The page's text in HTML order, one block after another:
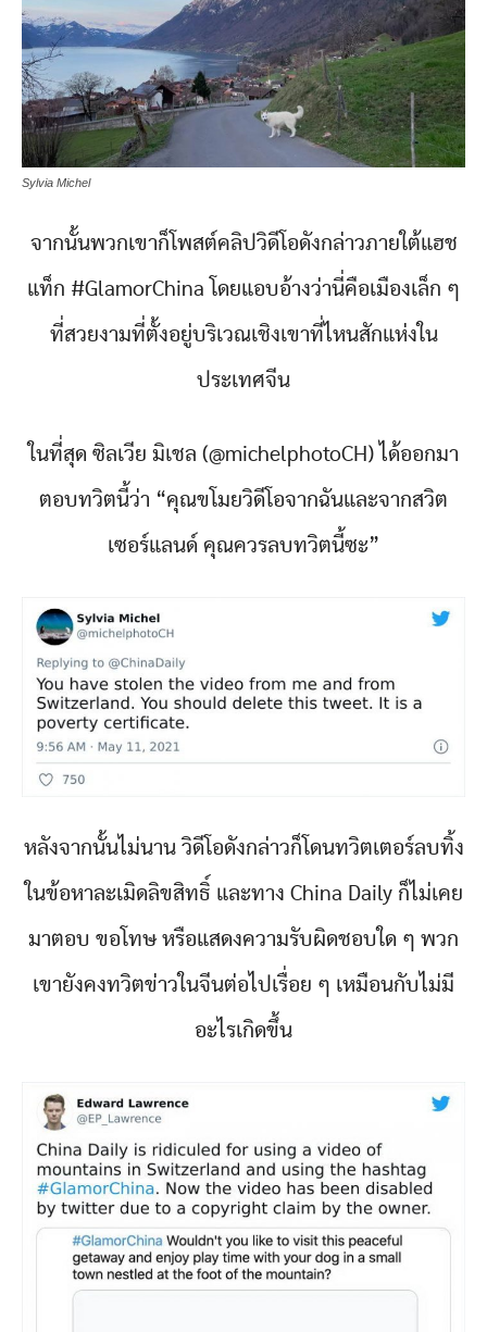
Sylvia Michel
จากนั้นพวกเขาก็โพสต์คลิปวิดีโอดังกล่าวภายใต้แฮช
แท็ก #GlamorChina โดยแอบอ้างว่านี่คือเมืองเล็ก ๆ
ที่สวยงามที่ตั้งอยู่บริเวณเชิงเขาที่ไหนสักแห่งใน
ประเทศจีน
ในที่สุด ซิลเวีย มิเชล (@michelphotoCH) ได้ออกมา
ตอบทวิตนี้ว่า “คุณขโมยวิดีโอจากฉันและจากสวิต
เซอร์แลนด์ คุณควรลบทวิตนี้ซะ”
หลังจากนั้นไม่นาน วิดีโอดังกล่าวก็โดนทวิตเตอร์ลบทิ้ง
ในข้อหาละเมิดลิขสิทธิ์ และทาง China Daily ก็ไม่เคย
มาตอบ ขอโทษ หรือแสดงความรับผิดชอบใด ๆ พวก
เขายังคงทวิตข่าวในจีนต่อไปเรื่อย ๆ เหมือนกับไม่มี
อะไรเกิดขึ้น